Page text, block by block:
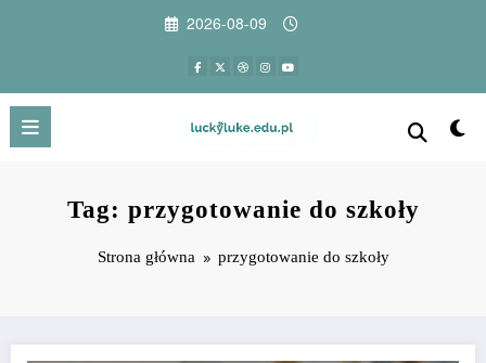
2026-08-09
Tag: przygotowanie do szkoły
Strona główna przygotowanie do szkoły